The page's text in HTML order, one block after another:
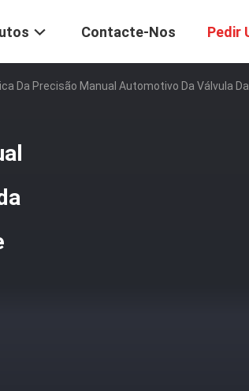
Contacte-Nos Pedir
Da Precisão Manual Automotivo Da Válvula